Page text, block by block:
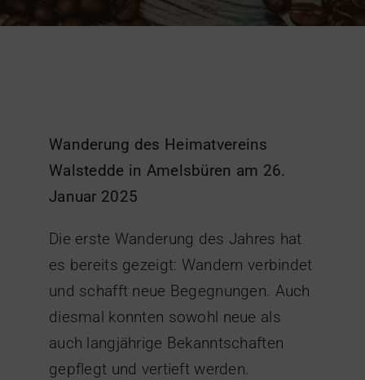
Wanderung des Heimatvereins
Walstedde in Amelsbüren am 26.
Januar 2025
Die erste Wanderung des Jahres hat
es bereits gezeigt: Wandern verbindet
und schafft neue Begegnungen. Auch
diesmal konnten sowohl neue als
auch langjährige Bekanntschaften
gepflegt und vertieft werden.